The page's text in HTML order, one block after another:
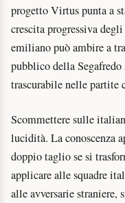
progetto Virtus punta a
crescita progressiva
emiliano può ambire a
pubblico della
trascurabile nelle partite
Scommettere sulle
lucidità. La conoscenza
doppio taglio se si
applicare alle squadre
alle avversarie straniere,